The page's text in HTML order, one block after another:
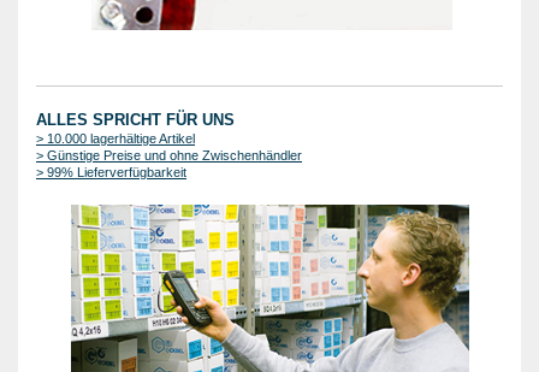
ALLES SPRICHT FÜR UNS
> 10.000 lagerhältige Artikel
> Günstige Preise und ohne Zwischenhändler
> 99% Lieferverfügbarkeit